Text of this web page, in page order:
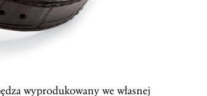
wyprodukowany we własnej